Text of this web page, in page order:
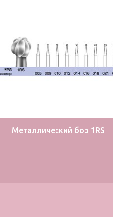
Металлический бор 1RS